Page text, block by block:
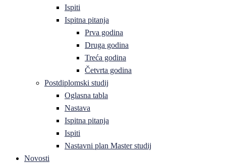
Ispiti
Ispitna pitanja
Prva godina
Druga godina
Treća godina
Četvrta godina
Postdiplomski studij
Oglasna tabla
Nastava
Ispitna pitanja
Ispiti
Nastavni plan Master studij
Novosti